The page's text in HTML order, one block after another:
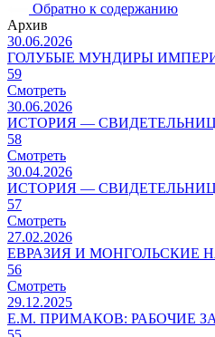
Обратно к содержанию
Архив
30.06.2026
ГОЛУБЫЕ МУНДИРЫ
59
Смотреть
30.06.2026
ИСТОРИЯ —
58
Смотреть
30.04.2026
ИСТОРИЯ —
57
Смотреть
27.02.2026
ЕВРАЗИЯ И МОНГОЛЬСКИЕ
56
Смотреть
29.12.2025
Е.М. ПРИМАКОВ: РАБОЧИЕ